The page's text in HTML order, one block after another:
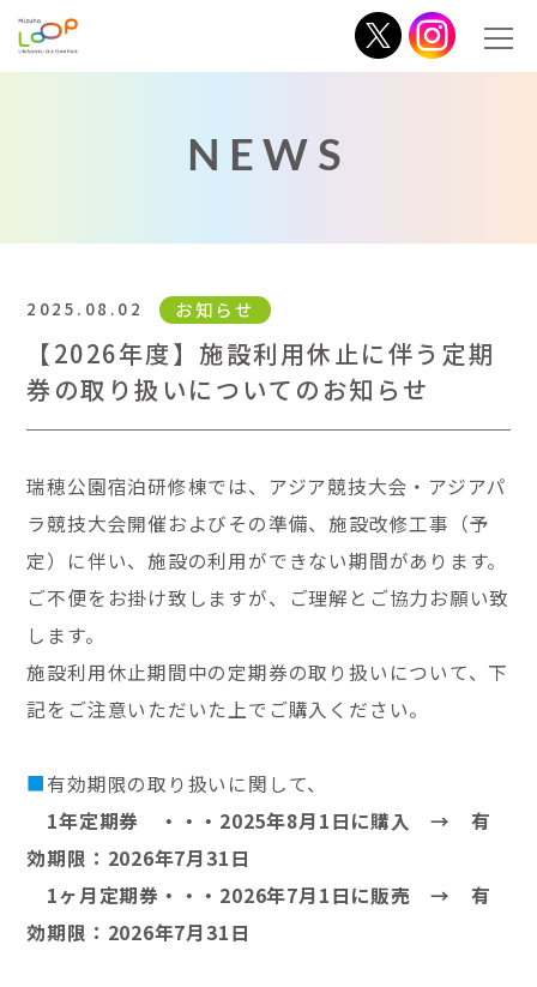
NEWS
2025.08.02 お知らせ
【2026年度】施設利用休止に伴う定期
券の取り扱いについてのお知らせ
瑞穂公園宿泊研修棟では、アジア競技大会・アジアパ
ラ競技大会開催およびその準備、施設改修工事（予
定）に伴い、施設の利用ができない期間があります。
ご不便をお掛け致しますが、ご理解とご協力お願い致
します。
施設利用休止期間中の定期券の取り扱いについて、下
記をご注意いただいた上でご購入ください。
■有効期限の取り扱いに関して、
1年定期券 ・・・2025年8月1日に購入 → 有
効期限：2026年7月31日
1ヶ月定期券・・・2026年7月1日に販売 → 有
効期限：2026年7月31日